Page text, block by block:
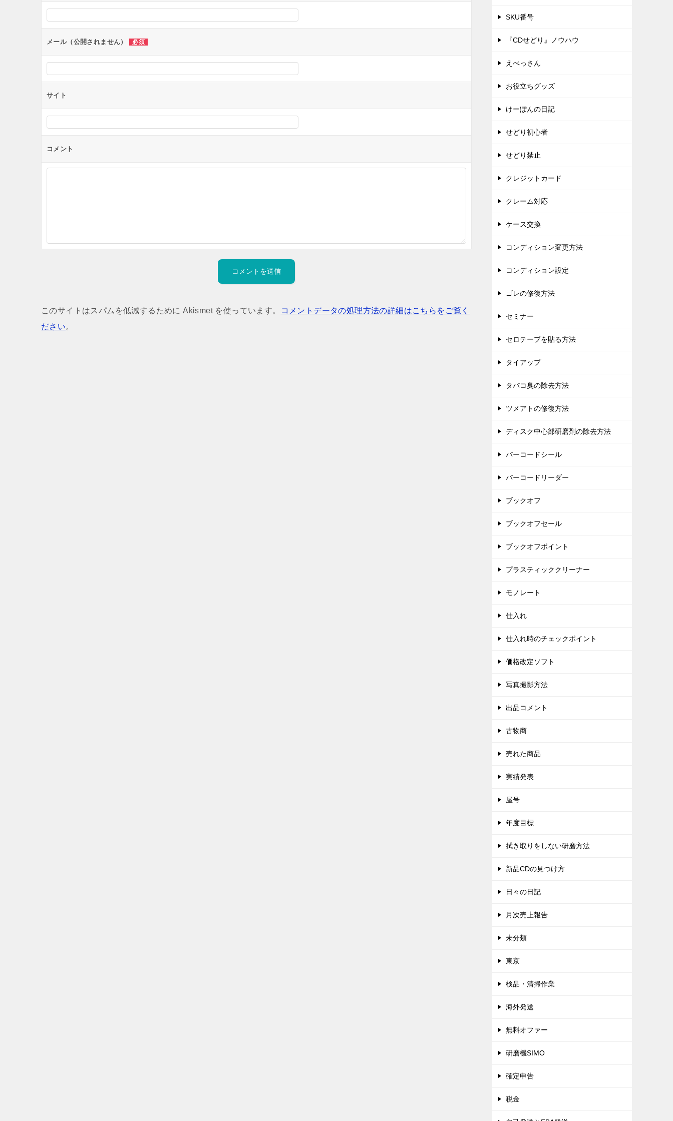
ョ
ン
メール（公開されません） 必須
サイト
コメント
このサイトはスパムを低減するために Akismet を使っています。
コメントデータの処理方法の詳細はこちらをご覧く
ださい。
SKU番号
『CDせどり』ノウハウ
えべっさん
お役立ちグッズ
けーぽんの日記
せどり初心者
せどり禁止
クレジットカード
クレーム対応
ケース交換
コンディション変更方法
コンディション設定
ゴレの修復方法
セミナー
セロテープを貼る方法
タイアップ
タバコ臭の除去方法
ツメアトの修復方法
ディスク中心部研磨剤の除去方法
バーコードシール
バーコードリーダー
ブックオフ
ブックオフセール
ブックオフポイント
プラスティッククリーナー
モノレート
仕入れ
仕入れ時のチェックポイント
価格改定ソフト
写真撮影方法
出品コメント
古物商
売れた商品
実績発表
屋号
年度目標
拭き取りをしない研磨方法
新品CDの見つけ方
日々の日記
月次売上報告
未分類
東京
検品・清掃作業
海外発送
無料オファー
研磨機SIMO
確定申告
税金